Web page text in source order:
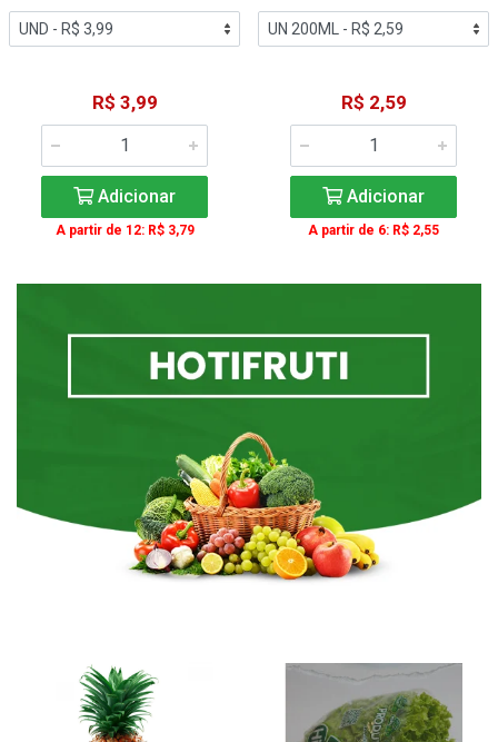
R$ 3,99
Adicionar
A partir de 12: R$ 3,79
R$ 2,59
Adicionar
A partir de 6: R$ 2,55